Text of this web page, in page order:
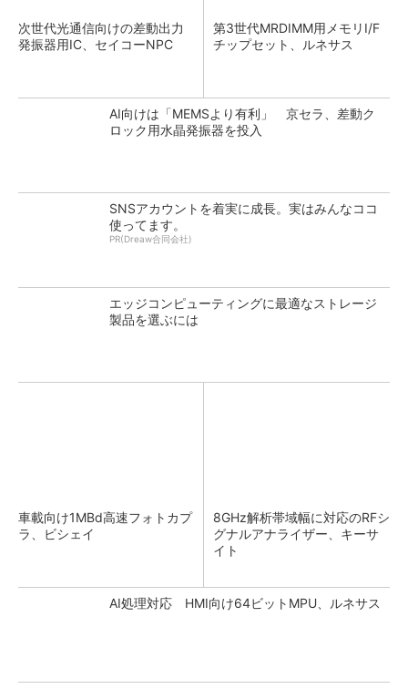
次世代光通信向けの差動出力
発振器用IC、セイコーNPC
第3世代MRDIMM用メモリI/F
チップセット、ルネサス
AI向けは「MEMSより有利」 京セラ、差動ク
ロック用水晶発振器を投入
SNSアカウントを着実に成長。実はみんなココ
使ってます。
PR(Dreaw合同会社)
エッジコンピューティングに最適なストレージ
製品を選ぶには
車載向け1MBd高速フォトカプ
ラ、ビシェイ
8GHz解析帯域幅に対応のRFシ
グナルアナライザー、キーサ
イト
AI処理対応 HMI向け64ビットMPU、ルネサス